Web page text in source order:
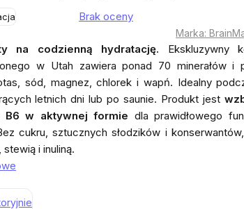
produktu
wynosi
0,0
na
5
gwiazdek.
Brak oceny
Marka:
na codzienną hydratację. Ekskluzywny
w Utah zawiera ponad 70 minerałów i
sód, magnez, chlorek i wapń. Idealny
letnich dni lub po saunie. Produkt jest
B6 w aktywnej formie dla prawidłowego
cukru, sztucznych słodzików i
i inuliną.